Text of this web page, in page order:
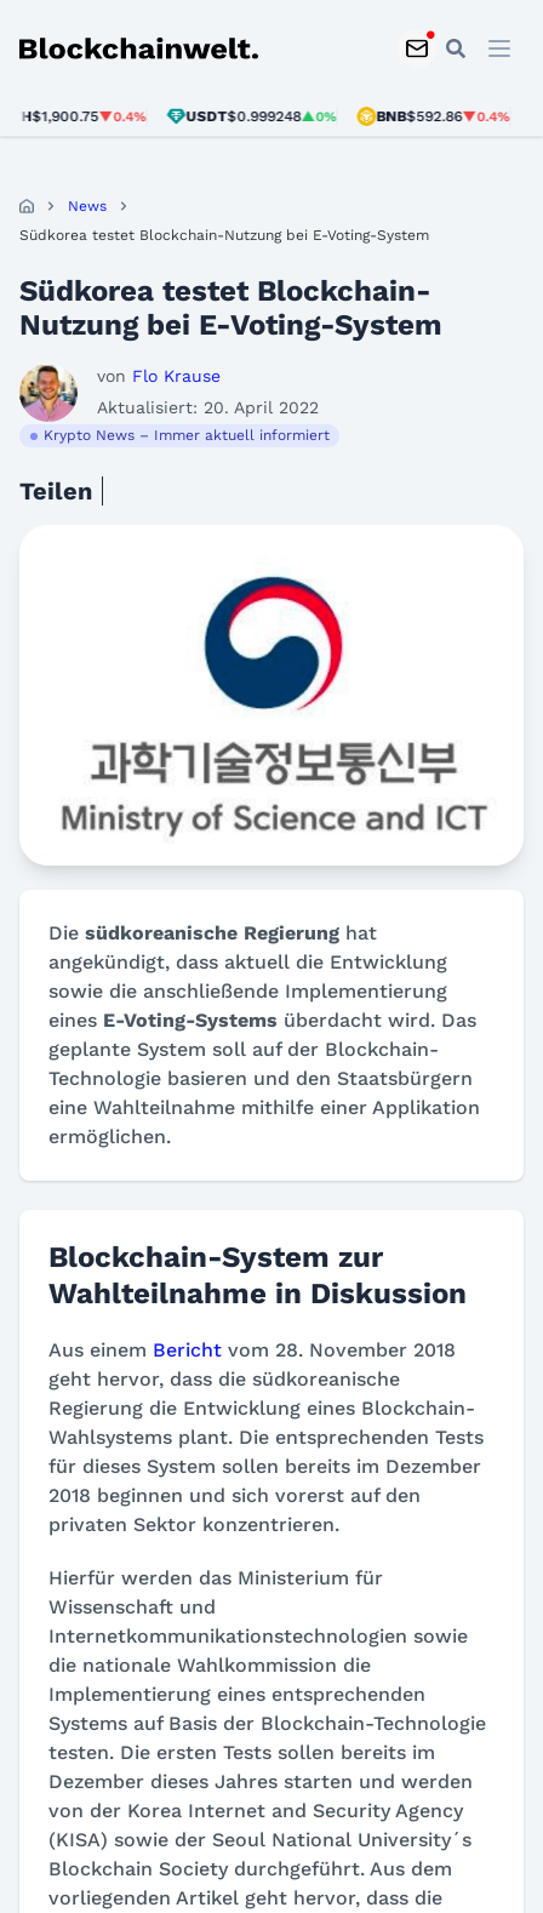
Blockchainwelt
$1,900.75▼0.4% USDT$0.999248▲0% BNB$592.86▼0.4%
News
Südkorea testet Blockchain-Nutzung bei E-Voting-System
Südkorea testet Blockchain-
Nutzung bei E-Voting-System
von Flo Krause
Aktualisiert: 20. April 2022
Krypto News – Immer aktuell informiert
Teilen
Die südkoreanische Regierung hat
angekündigt, dass aktuell die Entwicklung
sowie die anschließende Implementierung
eines E-Voting-Systems überdacht wird. Das
geplante System soll auf der Blockchain-
Technologie basieren und den Staatsbürgern
eine Wahlteilnahme mithilfe einer Applikation
ermöglichen.
Blockchain-System zur
Wahlteilnahme in Diskussion
Aus einem Bericht vom 28. November 2018
geht hervor, dass die südkoreanische
Regierung die Entwicklung eines Blockchain-
Wahlsystems plant. Die entsprechenden Tests
für dieses System sollen bereits im Dezember
2018 beginnen und sich vorerst auf den
privaten Sektor konzentrieren.
Hierfür werden das Ministerium für
Wissenschaft und
Internetkommunikationstechnologien sowie
die nationale Wahlkommission die
Implementierung eines entsprechenden
Systems auf Basis der Blockchain-Technologie
testen. Die ersten Tests sollen bereits im
Dezember dieses Jahres starten und werden
von der Korea Internet and Security Agency
(KISA) sowie der Seoul National University´s
Blockchain Society durchgeführt. Aus dem
vorliegenden Artikel geht hervor, dass die